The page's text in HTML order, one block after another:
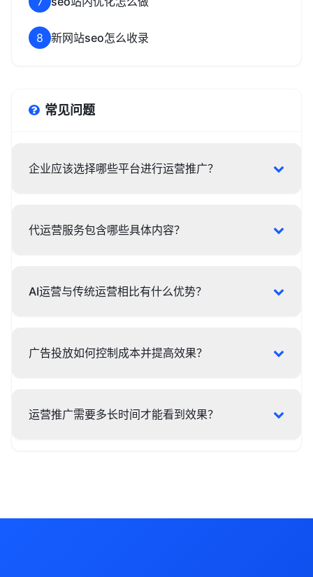
8 新网站seo怎么收录
常见问题
企业应该选择哪些平台进行运营推广？
代运营服务包含哪些具体内容？
AI运营与传统运营相比有什么优势？
广告投放如何控制成本并提高效果？
运营推广需要多长时间才能看到效果？